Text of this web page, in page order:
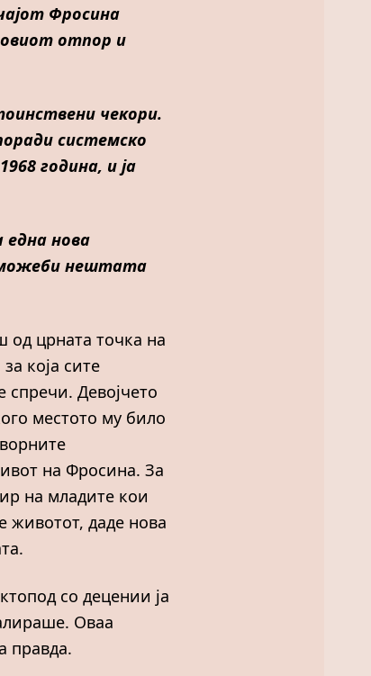
Фросина
отпор и
чекори.
системско
година, и ја
една нова
можеби нештата
од црната точка на
која сите
спречи. Девојчето
местото му било
на Фросина. За
на младите кои
животот, даде нова
со децении ја
Оваа
правда.